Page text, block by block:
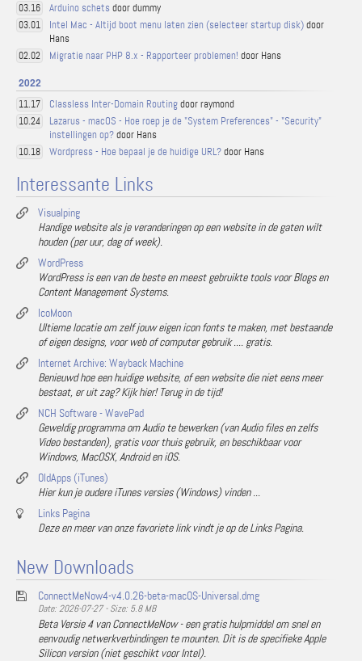
03.16 Arduino schets door dummy
03.01 Intel Mac - Altijd boot menu laten zien (selecteer startup disk)door
Hans
02.02 Migratie naar PHP 8.x - Rapporteer problemen! door Hans
2022
11.17 Classless Inter-Domain Routingdoor raymond
10.24
Lazarus - macOS - Hoe roep je de "System Preferences" - "Security"
instellingen op?door Hans
10.18 Wordpress - Hoe bepaal je de huidige URL?door Hans
Interessante Links
Visualping
Handige website als je veranderingen op een website in de gaten wilt
houden (per uur, dag of week).
WordPress
WordPress is een van de beste en meest gebruikte tools voor Blogs en
Content Management Systems.
IcoMoon
Ultieme locatie om zelf jouw eigen icon fonts te maken, met bestaande
of eigen designs, voor web of computer gebruik .... gratis.
Internet Archive: Wayback Machine
Benieuwd hoe een huidige website, of een website die niet eens meer
bestaat, er uit zag? Kijk hier! Terug in de tijd!
NCH Software - WavePad
Geweldig programma om Audio te bewerken (van Audio files en zelfs
Video bestanden), gratis voor thuis gebruik, en beschikbaar voor
Windows, MacOSX, Android en iOS.
OldApps (iTunes)
Hier kun je oudere iTunes versies (Windows) vinden ...
Links Pagina
Deze en meer van onze favoriete link vindt je op de Links Pagina.
New Downloads
ConnectMeNow4-v4.0.26-beta-macOS-Universal.dmg
Date: 2026-07-27 - Size: 5.8 MB
Beta Versie 4 van ConnectMeNow - een gratis hulpmiddel om snel en
eenvoudig netwerkverbindingen te mounten. Dit is de specifieke Apple
Silicon version (niet geschikt voor Intel).